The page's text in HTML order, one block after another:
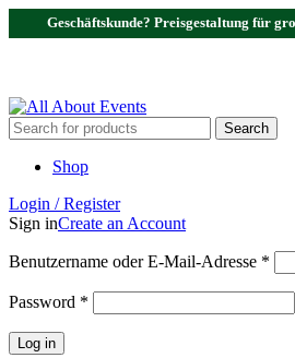
Geschäftskunde? Preisgestaltung für
Search
Shop
Login / Register
Sign inCreate an Account
Benutzername oder E-Mail-Adresse *
Password *
Log in